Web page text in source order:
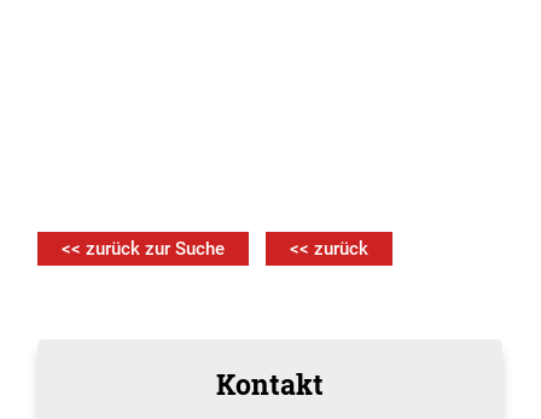
<< zurück zur Suche << zurück
Kontakt